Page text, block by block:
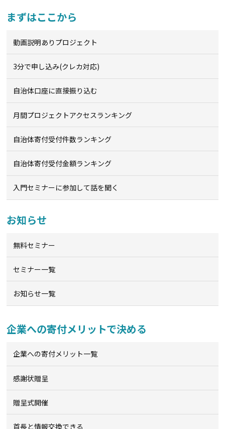
まずはここから
動画説明ありプロジェクト
3分で申し込み(クレカ対応)
自治体口座に直接振り込む
月間プロジェクトアクセスランキング
自治体寄付受付件数ランキング
自治体寄付受付金額ランキング
入門セミナーに参加して話を聞く
お知らせ
無料セミナー
セミナー一覧
お知らせ一覧
企業への寄付メリットで決める
企業への寄付メリット一覧
感謝状贈呈
贈呈式開催
首長と情報交換できる